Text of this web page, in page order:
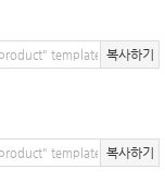
복사하기
복사하기